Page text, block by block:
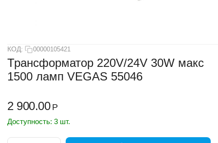
КОД: 00000105421
Трансформатор 220V/24V 30W макс
1500 ламп VEGAS 55046
2 900.00 Р
Доступность: 3 шт.